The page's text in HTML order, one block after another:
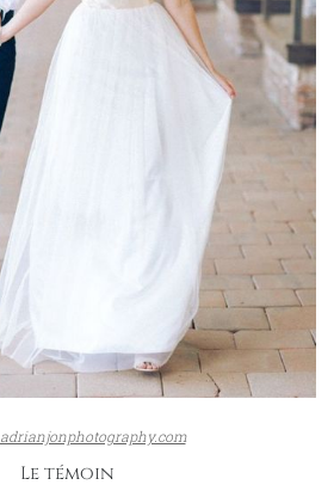
adrianjonphotography.com
Le témoin